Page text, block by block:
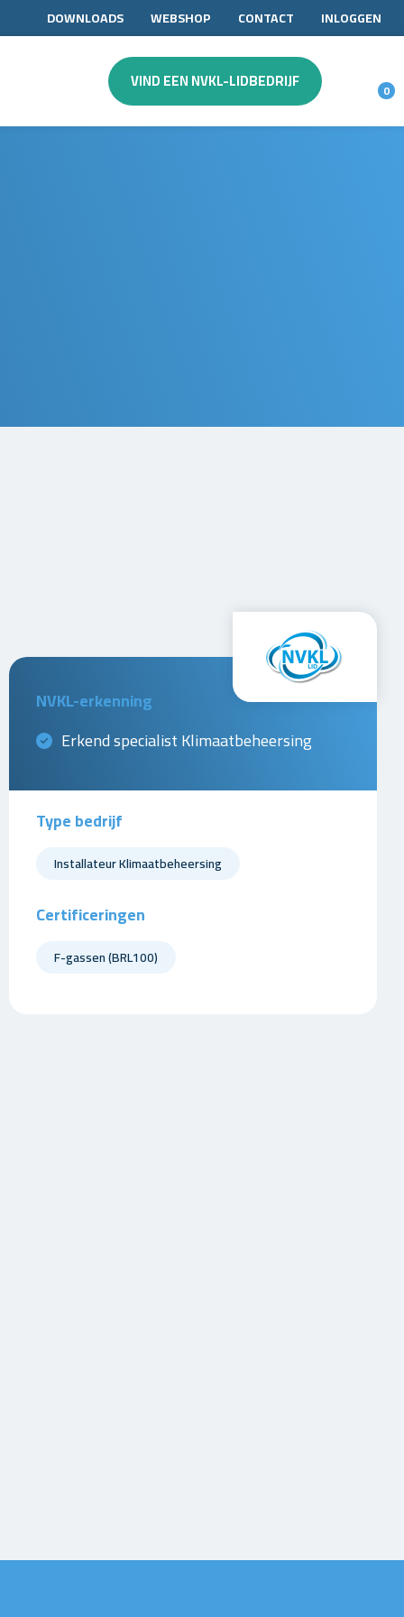
DOWNLOADS WEBSHOP CONTACT INLOGGEN
VIND EEN NVKL-LIDBEDRIJF 0
NVKL-erkenning
Erkend specialist Klimaatbeheersing
Type bedrijf
Installateur Klimaatbeheersing
Certificeringen
F-gassen (BRL100)